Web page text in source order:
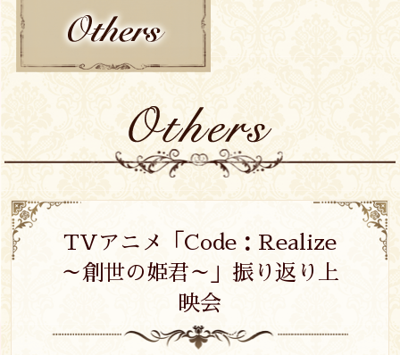
EVENT
TVアニメ「Code：Realize
～創世の姫君～」振り返り上
映会